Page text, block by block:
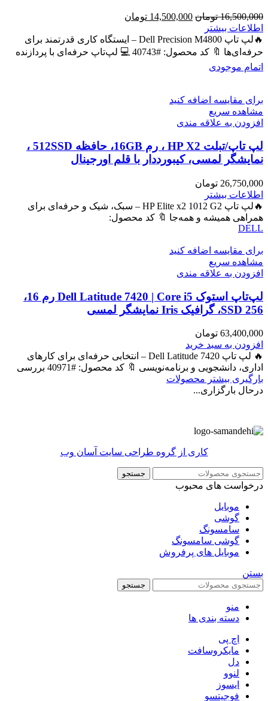
16,500,000 تومان قیمت
16,500,000 تومان
بود.
14,500,000 تومان
14,500,000 تومان
است.
اطلاعات بیشتر
🔥لپ تاپ Dell Precision M4800 – ایستگاه کاری قدرتمند برای
حرفه‌ای‌ها 🔖 کد محصول: #40743 💻 لپ‌تاپ حرفه‌ای با پردازنده
اتمام موجودی
برای مقایسه اضافه کنید
مشاهده سریع
افزودن به علاقه مندی
لپ تاپ/تبلت HP X2 ، رم 16GB، حافظه 512SSD ،
نمایشگر لمسی، کیبورددار با قلم اورجینال
26,750,000 تومان
اطلاعات بیشتر
🔥لپ تاپ HP Elite x2 1012 G2 – سبک، شیک و حرفه‌ای برای
همراهی همیشه و همه‌جا 🔖 کد محصول:
DELL
برای مقایسه اضافه کنید
مشاهده سریع
افزودن به علاقه مندی
لپ‌تاپ استوک Dell Latitude 7420 | Core i5 رم 16،
SSD 256، گرافیک Iris نمایشگر لمسی
63,400,000 تومان
افزودن به سبد خرید
🔥 لپ تاپ Dell Latitude 7420 – انتخابی حرفه‌ای برای کارهای
اداری، دانشجویی و برنامه‌نویسی 🔖 کد محصول: #40971 بررسی
بارگیری بیشتر محصولات
درحال بارگزاری...
کاری از گروه طراحی سایت آسان وب
جستجو
درخواست های محبوب
موبایل
گوشی
سامسونگ
گوشی سامسونگ
موبایل های پرفروش
بستن
جستجو
منو
دسته بندی ها
اچ پی
مایکروسافت
دل
لنوو
ایسوز
فوجیتسو